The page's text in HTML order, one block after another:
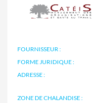
FOURNISSEUR :
FORME JURIDIQUE :
ADRESSE :
ZONE DE CHALANDISE :